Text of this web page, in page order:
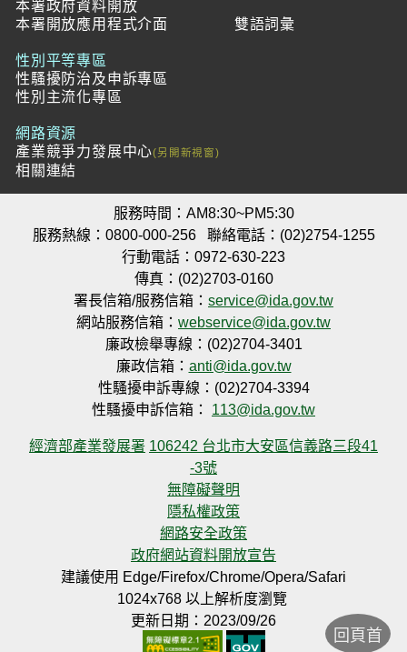
本署政府資料開放
本署開放應用程式介面
性別平等專區
性騷擾防治及申訴專區
性別主流化專區
網路資源
產業競爭力發展中心
相關連結
雙語詞彙
服務時間：AM8:30~PM5:30
服務熱線：0800-000-256
聯絡電話：(02)2754-1255
行動電話：0972-630-223
傳真：(02)2703-0160
署長信箱/服務信箱： service@ida.gov.tw
網站服務信箱： webservice@ida.gov.tw
廉政檢舉專線：(02)2704-3401
廉政信箱： anti@ida.gov.tw
性騷擾申訴專線：(02)2704-3394
性騷擾申訴信箱： 113@ida.gov.tw
經濟部產業發展署 106242 台北市大安區信義路三段41
-3號
無障礙聲明
隱私權政策
網路安全政策
政府網站資料開放宣告
建議使用 Edge/Firefox/Chrome/Opera/Safari
1024x768 以上解析度瀏覽
更新日期：2023/09/26
回頁首